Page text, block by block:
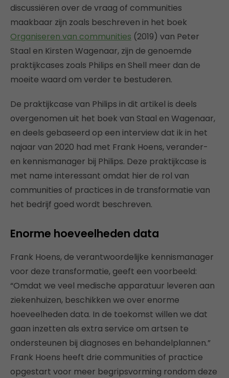
discussiëren over de vraag of communities
maakbaar zijn zoals beschreven in het boek
Organiseren van communities (2019) van Peter
Staal en Kirsten Wagenaar, zijn de genoemde
praktijkcases zoals Philips en Shell meer dan de
moeite waard om verder te bestuderen.
De praktijkcase van Philips in dit artikel is deels
overgenomen uit het boek van Staal en Wagenaar,
en deels gebaseerd op een interview dat ik in het
najaar van 2020 had met Frank Hoens, verander-
en kennismanager bij Philips. Deze praktijkcase is
met name interessant omdat hier de rol van
communities of practices in de transformatie van
het bedrijf goed wordt beschreven.
Enorme hoeveelheden data
Frank Hoens, de verantwoordelijke kennismanager
voor deze transformatie, geeft een voorbeeld:
“Omdat we veel medische apparatuur leveren aan
ziekenhuizen, beschikken we over enorme
hoeveelheden data. In de toekomst willen we dat
gaan inzetten als extra service om artsen te
ondersteunen bij diagnoses en behandelplannen.”
Frank Hoens heeft drie communities of practice
opgestart voor meer begripsvorming rondom deze